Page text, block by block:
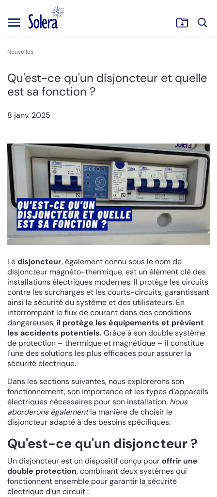
Nouvelles
Qu'est-ce qu'un disjoncteur et quelle
est sa fonction ?
8 janv. 2025
Ledisjoncteur, également connu sous le nom de
disjoncteur magnéto-thermique, est un élément clé des
installations électriques modernes. Il protège les circuits
contre les surcharges et les courts-circuits, garantissant
ainsi la sécurité du système et des utilisateurs. En
interrompant le flux de courant dans des conditions
dangereuses, il protège les équipements et prévient
les accidents potentiels.Grâce à son double système
de protection – thermique et magnétique – il constitue
l'une des solutions les plus efficaces pour assurer la
sécurité électrique.
Dans les sections suivantes, nous explorerons son
fonctionnement, son importance et les types d’appareils
électriques nécessaires pour son installation. Nous
aborderons égalementla manière de choisir le
disjoncteur adapté à des besoins spécifiques.
Qu'est-ce qu'un disjoncteur ?
Un disjoncteur est un dispositif conçu pouroffrir une
double protection, combinant deux systèmes qui
fonctionnent ensemble pour garantir la sécurité
électrique d’un circuit :